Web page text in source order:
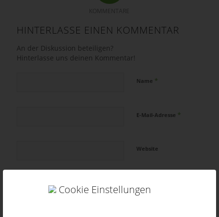
Cookie Einstellungen
HINTERLASSE EINEN KOMMENTAR
An der Diskussion beteiligen?
Hinterlasse uns deinen Kommentar!
Name *
E-Mail-Adresse *
Website